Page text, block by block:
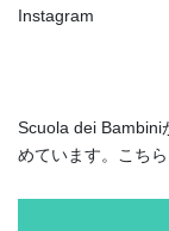
Instagram
Scuola dei Bambini
めています。こち